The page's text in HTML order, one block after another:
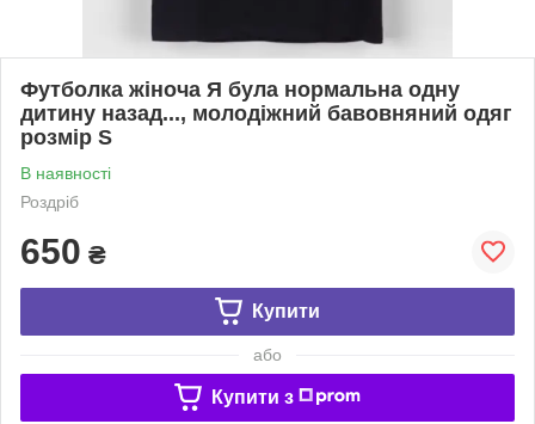
Футболка жіноча Я була нормальна одну
дитину назад..., молодіжний бавовняний одяг
розмір S
В наявності
Роздріб
650 ₴
Купити
або
Купити з